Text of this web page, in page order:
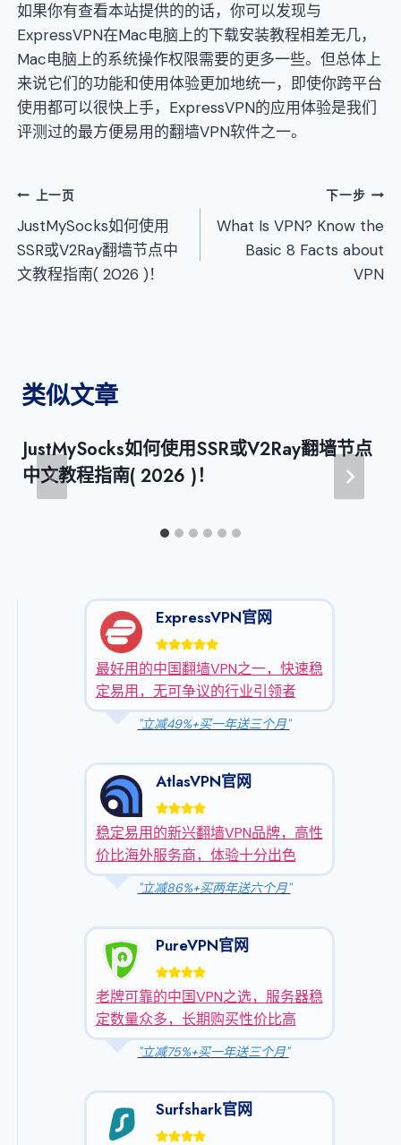
如果你有查看本站提供的的话，你可以发现与
ExpressVPN在Mac电脑上的下载安装教程相差无几，
Mac电脑上的系统操作权限需要的更多一些。但总体上
来说它们的功能和使用体验更加地统一，即使你跨平台
使用都可以很快上手，ExpressVPN的应用体验是我们
评测过的最方便易用的翻墙VPN软件之一。
文
章
导
上一页
JustMySocks如何使用
SSR或V2Ray翻墙节点中
文教程指南( 2026 )！
下一步
What Is VPN? Know the
Basic 8 Facts about
VPN
类似文章
JustMySocks如何使用SSR或V2Ray翻墙节点
中文教程指南( 2026 )！
ExpressVPN官网
最好用的中国翻墙VPN之一，快速稳
定易用，无可争议的行业引领者
"立减49%+买一年送三个月"
AtlasVPN官网
稳定易用的新兴翻墙VPN品牌，高性
价比海外服务商，体验十分出色
"立减86%+买两年送六个月"
PureVPN官网
老牌可靠的中国VPN之选，服务器稳
定数量众多，长期购买性价比高
"立减75%+买一年送三个月"
Surfshark官网